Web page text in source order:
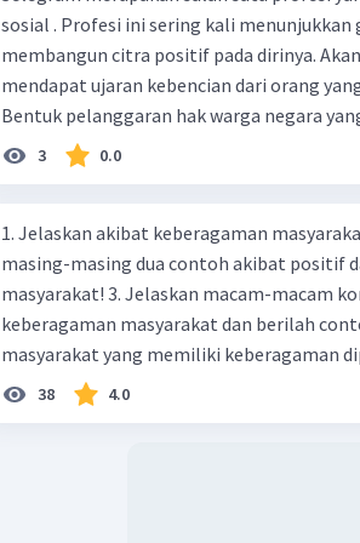
Iklan
sosial . Profesi ini sering kali menunjukkan
membangun citra positif pada dirinya.
mendapat ujaran kebencian dari orang
Bentuk pelanggaran hak warga negara
adalah ... Question 41Answer a.
diskriminasi d. persekusi e. genosida
3 0.0
1. Jelaskan akibat keberagaman masyarakat Indonesia! 2.
masing-masing dua contoh akibat positif
masyarakat! 3. Jelaskan macam-macam konflik yang terjadi akibat
keberagaman masyarakat dan berilah contohnya! 4.
masyarakat yang memiliki keberagaman
merupakan negara yang kaya akan
ras, bahasa, dan budaya. Berdasarkan
38 4.0